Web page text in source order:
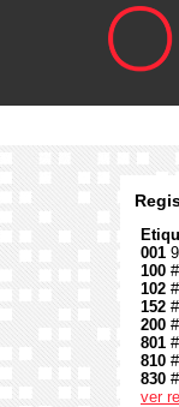
001
100
102
152
200
801
810
830
ver